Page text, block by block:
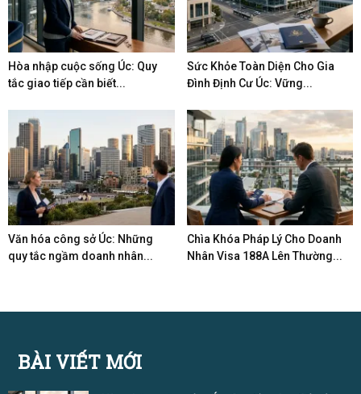
Hòa nhập cuộc sống Úc: Quy
tắc giao tiếp cần biết...
Sức Khỏe Toàn Diện Cho Gia
Đình Định Cư Úc: Vững...
Văn hóa công sở Úc: Những
quy tắc ngầm doanh nhân...
Chìa Khóa Pháp Lý Cho Doanh
Nhân Visa 188A Lên Thường...
BÀI VIẾT MỚI